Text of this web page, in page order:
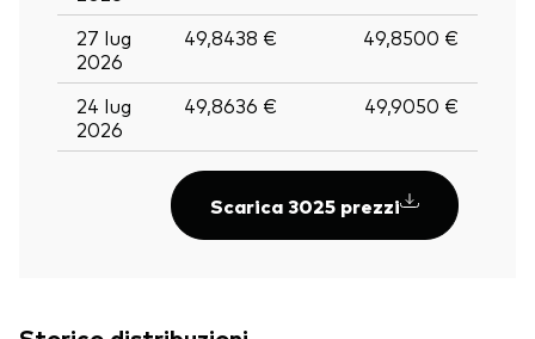
27 lug
2026
49,8438 € 49,8500 €
24 lug
2026
49,8636 € 49,9050 €
Scarica 3025 prezzi